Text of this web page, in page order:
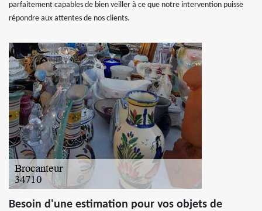
parfaitement capables de bien veiller à ce que notre intervention puisse
répondre aux attentes de nos clients.
Besoin d'une estimation pour vos objets de